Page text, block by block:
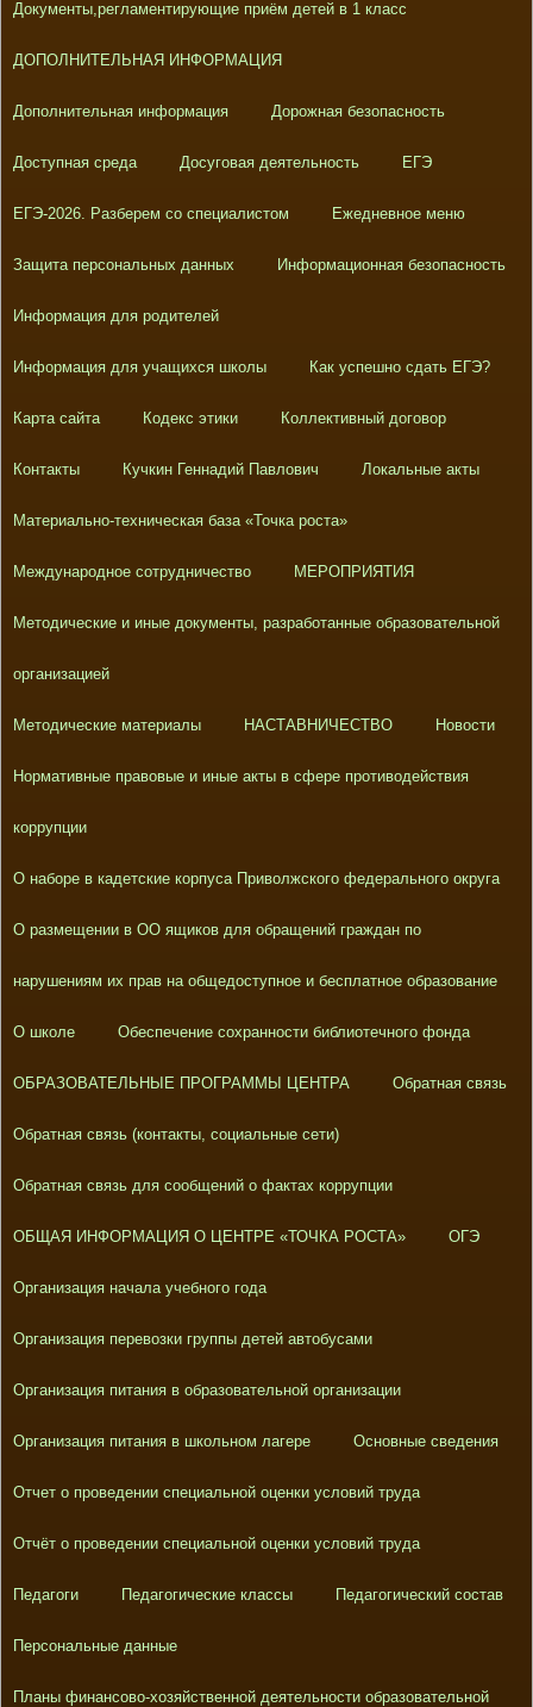
Документы,регламентирующие приём детей в 1 класс
ДОПОЛНИТЕЛЬНАЯ ИНФОРМАЦИЯ
Дополнительная информация Дорожная безопасность
Доступная среда Досуговая деятельность ЕГЭ
ЕГЭ-2026. Разберем со специалистом Ежедневное меню
Защита персональных данных Информационная безопасность
Информация для родителей
Информация для учащихся школы Как успешно сдать ЕГЭ?
Карта сайта Кодекс этики Коллективный договор
Контакты Кучкин Геннадий Павлович Локальные акты
Материально-техническая база «Точка роста»
Международное сотрудничество МЕРОПРИЯТИЯ
Методические и иные документы, разработанные образовательной
организацией
Методические материалы НАСТАВНИЧЕСТВО Новости
Нормативные правовые и иные акты в сфере противодействия
коррупции
О наборе в кадетские корпуса Приволжского федерального округа
О размещении в ОО ящиков для обращений граждан по
нарушениям их прав на общедоступное и бесплатное образование
О школе Обеспечение сохранности библиотечного фонда
ОБРАЗОВАТЕЛЬНЫЕ ПРОГРАММЫ ЦЕНТРА Обратная связь
Обратная связь (контакты, социальные сети)
Обратная связь для сообщений о фактах коррупции
ОБЩАЯ ИНФОРМАЦИЯ О ЦЕНТРЕ «ТОЧКА РОСТА» ОГЭ
Организация начала учебного года
Организация перевозки группы детей автобусами
Организация питания в образовательной организации
Организация питания в школьном лагере Основные сведения
Отчет о проведении специальной оценки условий труда
Отчёт о проведении специальной оценки условий труда
Педагоги Педагогические классы Педагогический состав
Персональные данные
Планы финансово-хозяйственной деятельности образовательной